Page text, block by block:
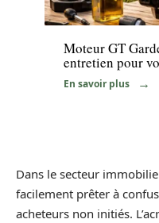
Jardin
Moteur GT
entretien pour
En savoir plus
Dans le secteur
facilement prêter à
acheteurs non initiés.